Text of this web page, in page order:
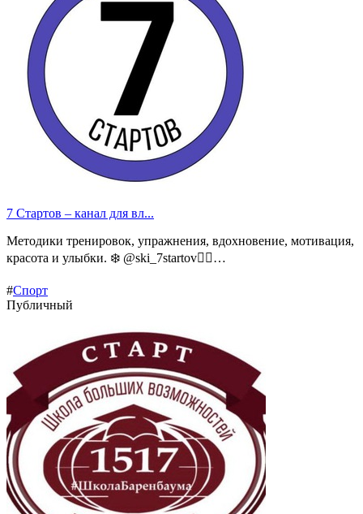
7 Стартов – канал для вл...
Методики тренировок, упражнения, вдохновение, мотивация,
красота и улыбки. ❄️ @ski_7startov🏃‍♂️…
#Спорт
Публичный